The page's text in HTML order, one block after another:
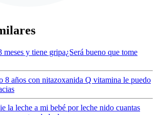
meses y tiene gripa¿Será bueno que tome
8 años con nitazoxanida Q vitamina le puedo
la leche a mi bebé por leche nido cuantas